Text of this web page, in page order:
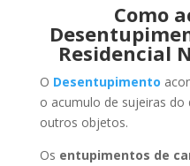
Como
Residencial
O Desentupimento
o acumulo de sujeiras do
outros objetos.
Os entupimentos de